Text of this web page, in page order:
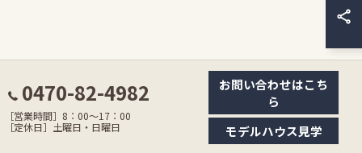
0470-82-4982
［営業時間］8：00〜17：00
［定休日］土曜日・日曜日
お問い合わせはこち
ら
モデルハウス見学